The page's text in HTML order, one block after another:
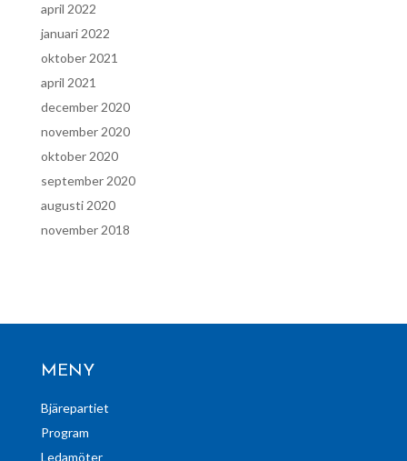
april 2022
januari 2022
oktober 2021
april 2021
december 2020
november 2020
oktober 2020
september 2020
augusti 2020
november 2018
MENY
Bjärepartiet
Program
Ledamöter